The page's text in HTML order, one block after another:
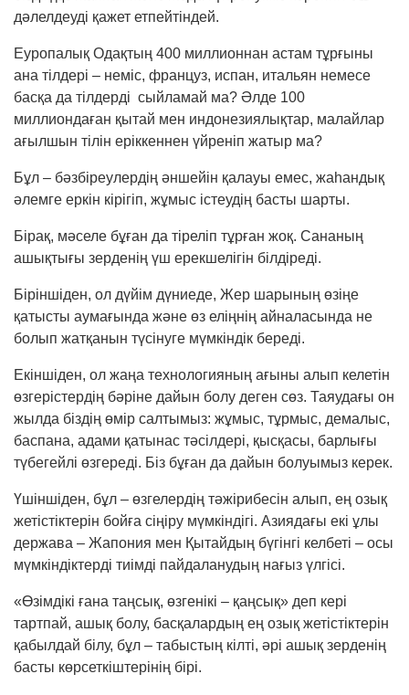
дәлелдеуді қажет етпей­тіндей.
Еуропалық Одақтың 400 миллионнан астам тұрғыны
ана тілдері – неміс, француз, испан, итальян немесе
басқа да тілдерді сыйламай ма? Әлде 100
миллиондаған қытай мен индонезиялықтар, малайлар
ағылшын тілін еріккеннен үйреніп жатыр ма?
Бұл – бәзбіреулердің әншейін қалауы емес, жа­һандық
әлемге еркін кірігіп, жұмыс істеудің бас­ты шарты.
Бірақ, мәселе бұған да тіреліп тұрған жоқ. Са­наның
ашықтығы зерденің үш ерекшелігін біл­діреді.
Біріншіден, ол дүйім дүниеде, Жер шарының өзіңе
қатысты аумағында және өз еліңнің айналасында не
болып жатқанын түсінуге мүмкіндік береді.
Екіншіден, ол жаңа технологияның ағыны алып келетін
өзгерістердің бәріне дайын болу деген сөз. Таяудағы он
жылда біздің өмір салтымыз: жұмыс, тұрмыс, демалыс,
баспана, адами қатынас тәсілдері, қысқасы, барлығы
түбегейлі өзгереді. Біз бұған да дайын болуымыз керек.
Үшіншіден, бұл – өзгелердің тәжірибесін алып, ең озық
жетістіктерін бойға сіңіру мүмкіндігі. Азиядағы екі ұлы
держава – Жапония мен Қы­тай­дың бүгінгі келбеті – осы
мүмкіндіктерді тиімді пай­даланудың нағыз үлгісі.
«Өзімдікі ғана таңсық, өзгенікі – қаңсық» деп кері
тартпай, ашық болу, басқалардың ең озық жетістіктерін
қабылдай білу, бұл – та­быстың кілті, әрі ашық зерденің
басты көрсет­кіш­терінің бірі.